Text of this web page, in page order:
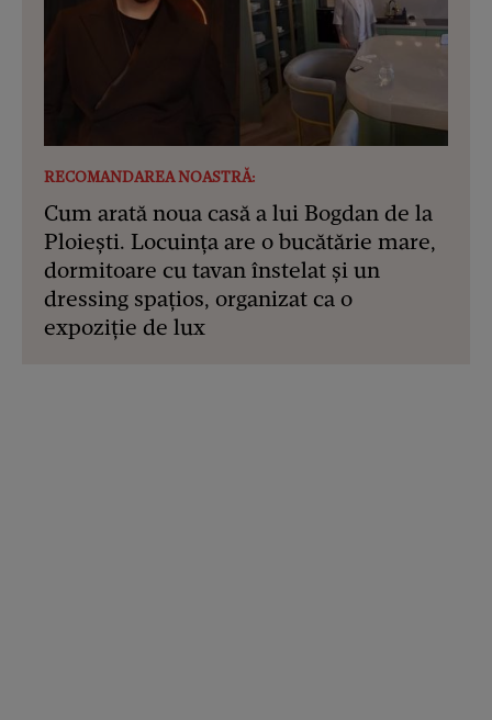
RECOMANDAREA NOASTRĂ:
Cum arată noua casă a lui Bogdan de la
Ploiești. Locuința are o bucătărie mare,
dormitoare cu tavan înstelat și un
dressing spațios, organizat ca o
expoziție de lux